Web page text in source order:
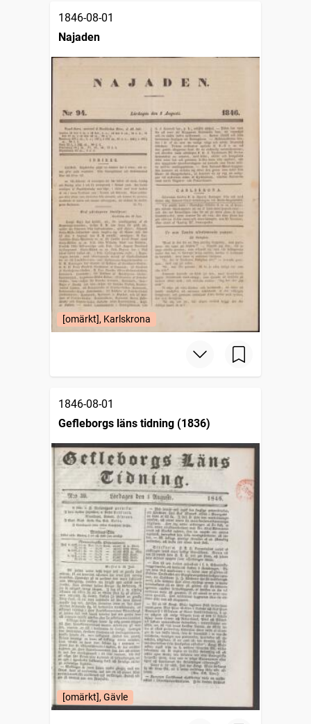
1846-08-01
Najaden
[omärkt], Karlskrona
1846-08-01
Gefleborgs läns tidning (1836)
[omärkt], Gävle